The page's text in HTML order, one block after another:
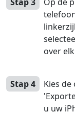
over
Stap 4
Kies
u uw
Română
Gaeilge